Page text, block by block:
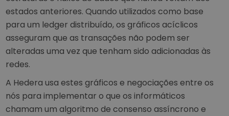
estados anteriores. Quando utilizados como base
para um ledger distribuído, os gráficos acíclicos
asseguram que as transações não podem ser
alteradas uma vez que tenham sido adicionadas às
redes.
A Hedera usa estes gráficos e negociações entre os
nós para implementar o que os informáticos
chamam um algoritmo de consenso assíncrono e